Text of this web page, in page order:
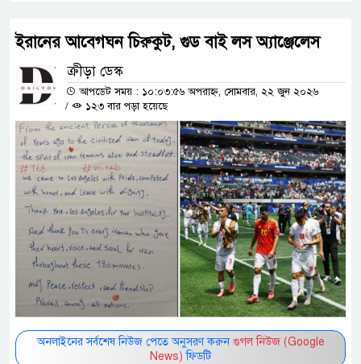
ইরানের আবেগঘন চিরুকুট, গুড বাই লস অ্যাঞ্জেলেস
ক্রীড়া ডেস্ক
আপডেট সময় : ১০:০৩:৫৬ অপরাহ্ন, সোমবার, ২২ জুন ২০২৬
/
১২৩ বার পড়া হয়েছে
অনলাইনের সর্বশেষ নিউজ পেতে অনুসরণ করুন গুগল নিউজ (Google
News) ফিডটি